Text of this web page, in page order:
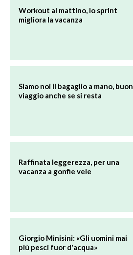
Workout al mattino, lo sprint
migliora la vacanza
Siamo noi il bagaglio a mano, buon
viaggio anche se si resta
Raffinata leggerezza, per una
vacanza a gonfie vele
Giorgio Minisini: «Gli uomini mai
più pesci fuor d'acqua»